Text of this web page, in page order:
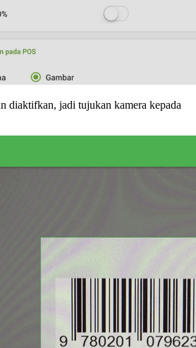
diaktifkan, jadi tujukan kamera kepada